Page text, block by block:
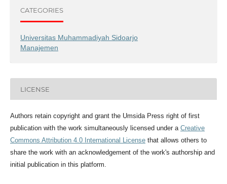
CATEGORIES
Universitas Muhammadiyah Sidoarjo
Manajemen
LICENSE
Authors retain copyright and grant the Umsida Press right of first
publication with the work simultaneously licensed under a Creative
Commons Attribution 4.0 International Licensethat allows others to
share the work with an acknowledgement of the work's authorship and
initial publication in this platform.